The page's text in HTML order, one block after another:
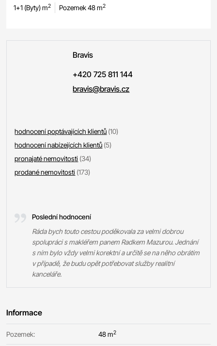
1+1 (Byty) m2 Pozemek 48 m2
Bravis
+420 725 811 144
bravis@bravis.cz
hodnocení poptávajících klientů (10)
hodnocení nabízejících klientů (5)
pronajaté nemovitosti (34)
prodané nemovitosti (173)
Poslední hodnocení
Ráda bych touto cestou poděkovala za velmi dobrou
spolupráci s makléřem panem Radkem Mazurou. Jednání
s ním bylo vždy velmi korektní a určitě se na něho obrátím
v případě, že budu opět potřebovat služby realitní
kanceláře.
Informace
Pozemek: 48 m2